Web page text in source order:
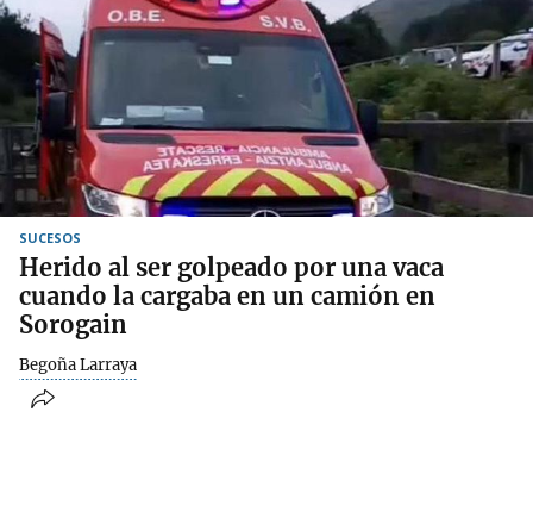
SUCESOS
Herido al ser golpeado por una vaca
cuando la cargaba en un camión en
Sorogain
Begoña Larraya